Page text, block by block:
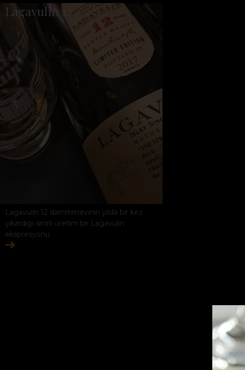
Lagavulin 12
Lagavulin 12 damıtımevinin yılda bir kez
çıkardığı sınırlı üretim bir Lagavulin
ekspresyonu